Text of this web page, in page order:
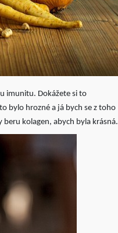
imunitu. Dokážete si to
bylo hrozné a já bych se z toho
kolagen, abych byla krásná.